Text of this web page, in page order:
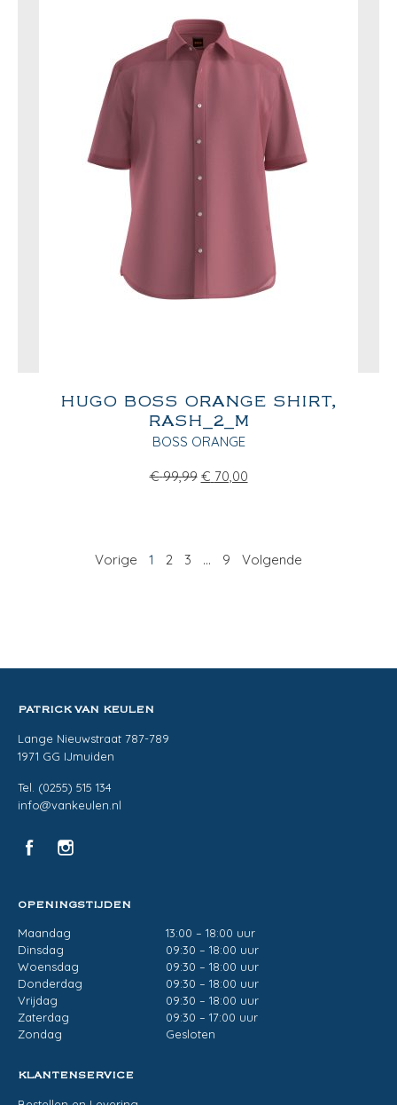
HUGO BOSS ORANGE SHIRT,
RASH_2_M
BOSS ORANGE
€ 99,99 € 70,00
Vorige 1 2 3 … 9 Volgende
PATRICK VAN KEULEN
Lange Nieuwstraat 787-789
1971 GG IJmuiden
Tel. (0255) 515 134
info@vankeulen.nl
OPENINGSTIJDEN
Maandag
13:00 – 18:00 uur
Dinsdag
09:30 – 18:00 uur
Woensdag
09:30 – 18:00 uur
Donderdag
09:30 – 18:00 uur
Vrijdag
09:30 – 18:00 uur
Zaterdag
09:30 – 17:00 uur
Zondag
Gesloten
KLANTENSERVICE